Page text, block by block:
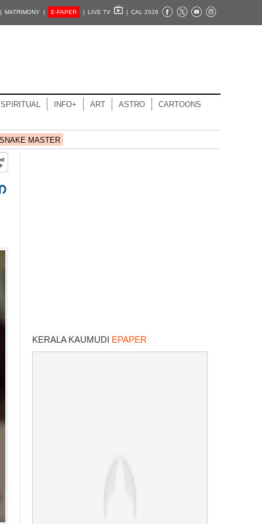
MATRIMONY | E-PAPER | LIVE TV | CAL 2026
SPIRITUAL INFO+ ART ASTRO CARTOONS
MASTER
KERALA KAUMUDI EPAPER